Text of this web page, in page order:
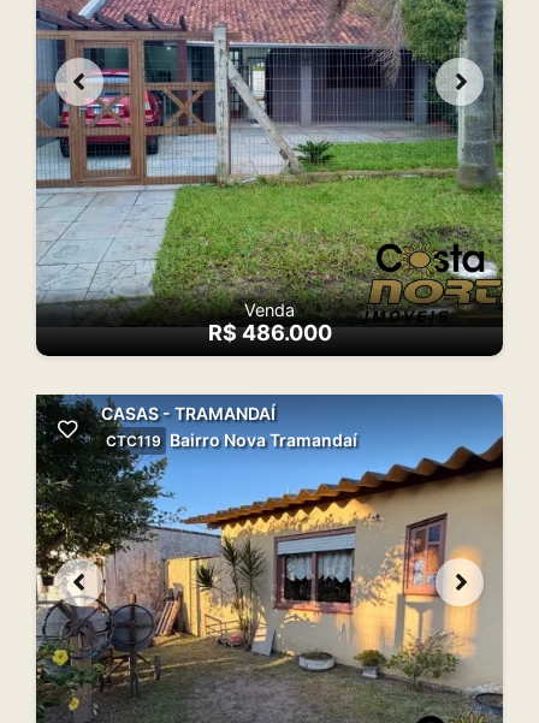
Venda
R$ 486.000
CASAS - TRAMANDAÍ
CTC119 Bairro Nova Tramandaí